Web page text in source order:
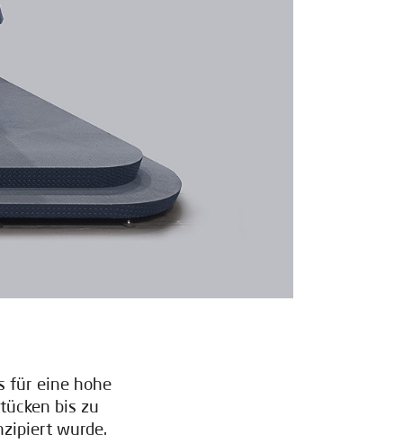
für eine hohe
bis zu
wurde.